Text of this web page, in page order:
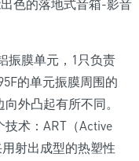
振膜单元，1只负责
的单元振膜周围的
外凸起有所不同。
术：ART（Active
射出成型的热塑性